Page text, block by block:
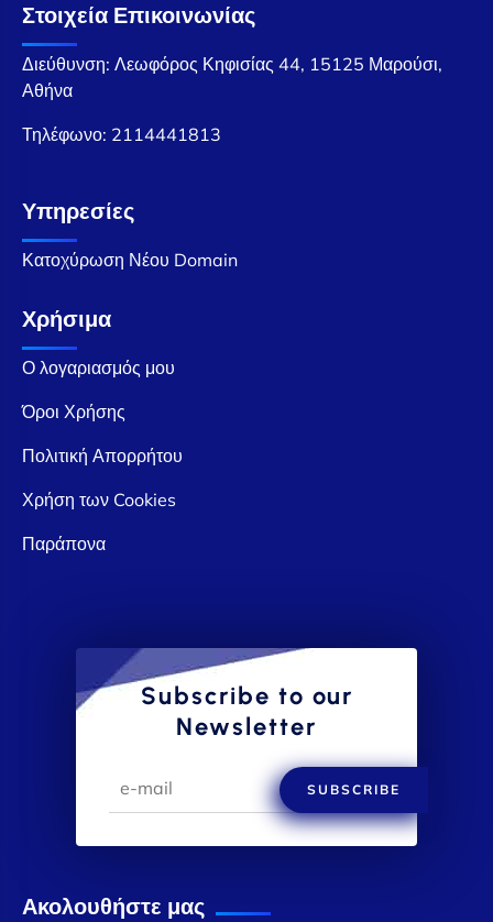
Στοιχεία Επικοινωνίας
Διεύθυνση: Λεωφόρος Κηφισίας 44, 15125 Μαρούσι,
Αθήνα
Τηλέφωνο: 2114441813
Υπηρεσίες
Κατοχύρωση Νέου Domain
Χρήσιμα
Ο λογαριασμός μου
Όροι Χρήσης
Πολιτική Απορρήτου
Χρήση των Cookies
Παράπονα
Subscribe to our
Newsletter
SUBSCRIBE
Ακολουθήστε μας